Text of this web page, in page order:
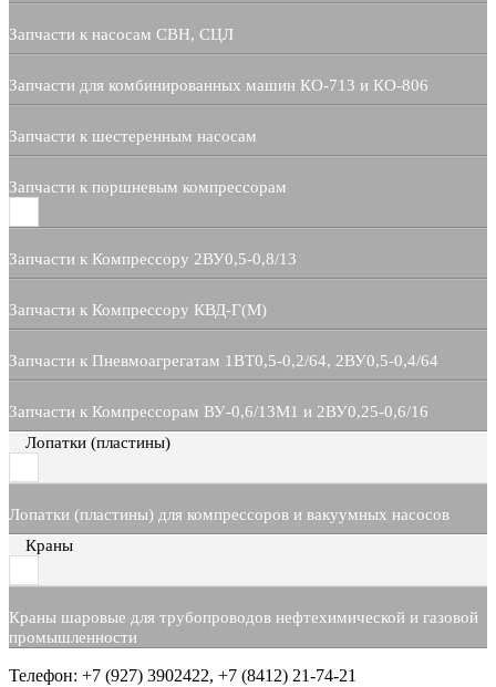
Запчасти к насосам СВН, СЦЛ
Запчасти для комбинированных машин КО-713 и КО-806
Запчасти к шестеренным насосам
Запчасти к поршневым компрессорам
Запчасти к Компрессору 2ВУ0,5-0,8/13
Запчасти к Компрессору КВД-Г(М)
Запчасти к Пневмоагрегатам 1ВТ0,5-0,2/64, 2ВУ0,5-0,4/64
Запчасти к Компрессорам ВУ-0,6/13М1 и 2ВУ0,25-0,6/16
Лопатки (пластины)
Лопатки (пластины) для компрессоров и вакуумных насосов
Краны
Краны шаровые для трубопроводов нефтехимической и газовой
промышленности
Телефон: +7 (927) 3902422, +7 (8412) 21-74-21